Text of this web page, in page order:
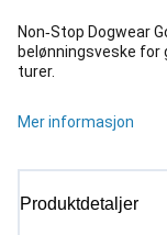
Non‑Stop Dogwear
belønningsveske
turer.
Mer informasjon
Produktdetaljer